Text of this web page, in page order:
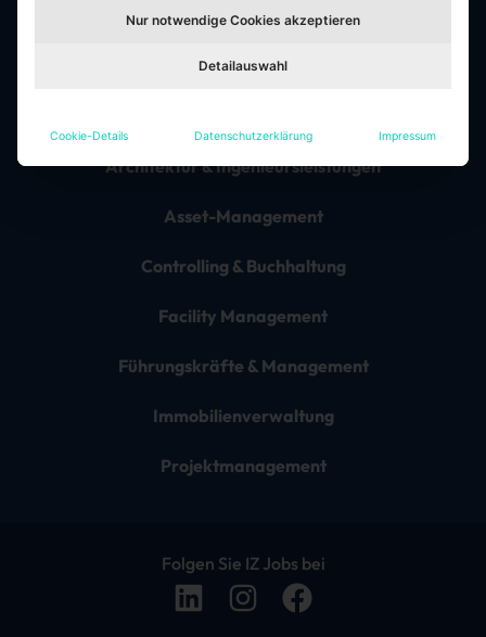
Jobfelder
Architektur & Ingenieursleistungen
Asset-Management
Controlling & Buchhaltung
Facility Management
Führungskräfte & Management
Immobilienverwaltung
Projektmanagement
Folgen Sie IZ Jobs bei
Nur notwendige Cookies akzeptieren
Detailauswahl
Cookie-Details Datenschutzerklärung Impressum